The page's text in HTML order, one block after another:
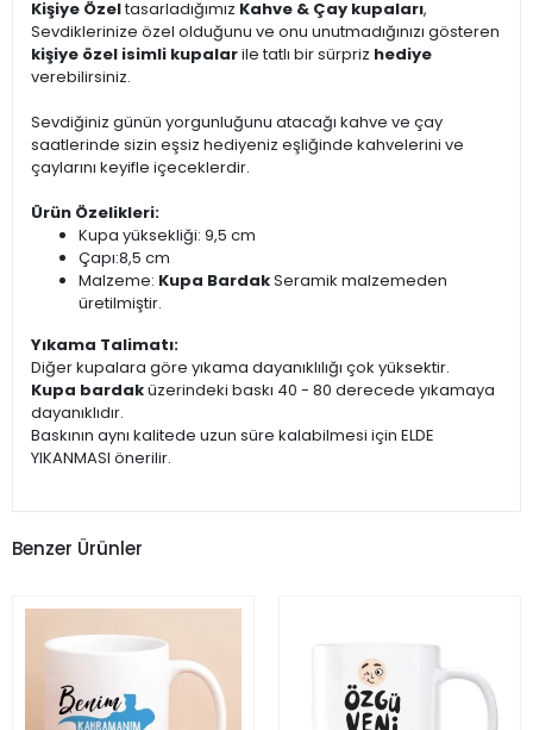
Kişiye Özeltasarladığımız Kahve & Çay kupaları,
Sevdiklerinize özel olduğunu ve onu unutmadığınızı gösteren
kişiye özel isimli kupalarile tatlı bir sürpriz hediye
verebilirsiniz.
Sevdiğiniz günün yorgunluğunu atacağı kahve ve çay
saatlerinde sizin eşsiz hediyeniz eşliğinde kahvelerini ve
çaylarını keyifle içeceklerdir.
Ürün Özelikleri:
Kupa yüksekliği: 9,5 cm
Çapı:8,5 cm
Malzeme: Kupa BardakSeramik malzemeden
üretilmiştir.
Yıkama Talimatı:
Diğer kupalara göre yıkama dayanıklılığı çok yüksektir.
Kupa bardaküzerindeki baskı 40 - 80 derecede yıkamaya
dayanıklıdır.
Baskının aynı kalitede uzun süre kalabilmesi için ELDE
YIKANMASI önerilir.
Benzer Ürünler